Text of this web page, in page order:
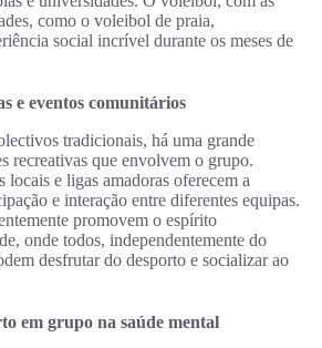
como o voleibol de praia,
social incrível durante os meses de
e eventos comunitários
tradicionais, há uma grande
recreativas que envolvem o grupo.
locais e ligas amadoras oferecem a
e interação entre diferentes equipas.
promovem o espírito
onde todos, independentemente do
desfrutar do desporto e socializar ao
em grupo na saúde mental